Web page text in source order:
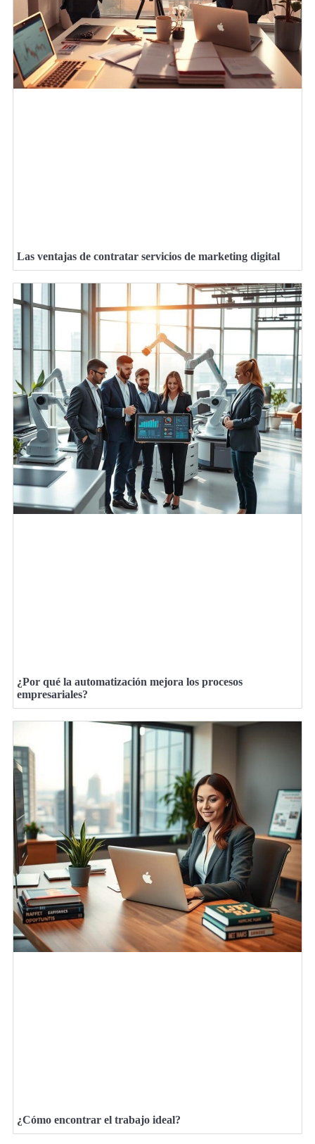
Las ventajas de contratar servicios de marketing digital
¿Por qué la automatización mejora los procesos
empresariales?
¿Cómo encontrar el trabajo ideal?